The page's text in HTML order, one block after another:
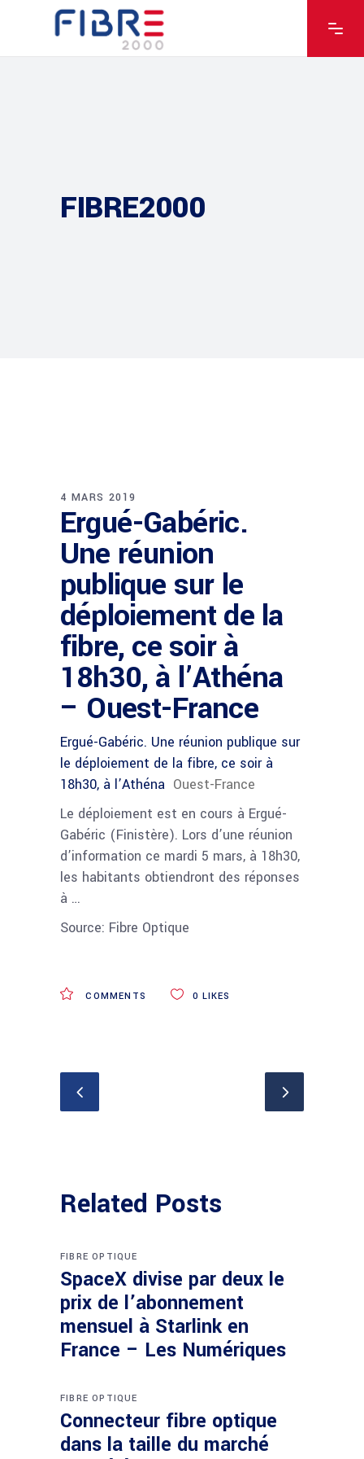
FIBRE2000
4 MARS 2019
Ergué-Gabéric.
Une réunion
publique sur le
déploiement de la
fibre, ce soir à
18h30, à l’Athéna
– Ouest-France
Ergué-Gabéric. Une réunion publique sur
le déploiement de la fibre, ce soir à
18h30, à l’Athéna Ouest-France
Le déploiement est en cours à Ergué-
Gabéric (Finistère). Lors d’une réunion
d’information ce mardi 5 mars, à 18h30,
les habitants obtiendront des réponses
à …
Source: Fibre Optique
COMMENTS 0 LIKES
Related Posts
FIBRE OPTIQUE
SpaceX divise par deux le
prix de l’abonnement
mensuel à Starlink en
France – Les Numériques
FIBRE OPTIQUE
Connecteur fibre optique
dans la taille du marché